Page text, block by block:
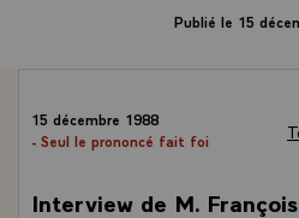
Publié le 15
15 décembre 1988
- Seul le prononcé fait foi
Interview de M.